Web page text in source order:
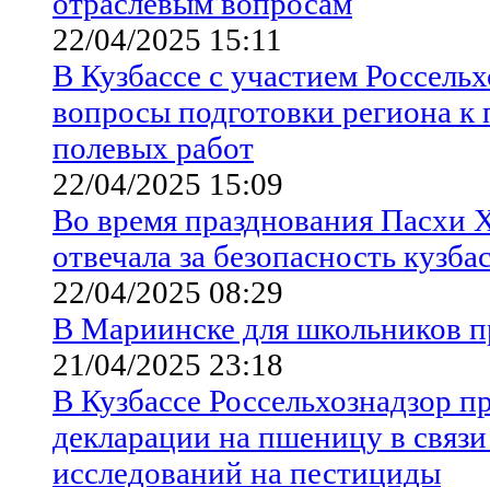
22/04/2025 15:11
В Кузбассе с участием
вопросы подготовки региона
полевых работ
22/04/2025 15:09
Во время празднования Пасхи
отвечала за безопасность
22/04/2025 08:29
В Мариинске для школьников
21/04/2025 23:18
В Кузбассе Россельхознадзор
декларации на пшеницу в
исследований на пестициды